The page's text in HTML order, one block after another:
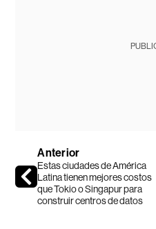
Anterior
Estas ciudades de América
Latina tienen mejores costos
que Tokio o Singapur para
construir centros de datos